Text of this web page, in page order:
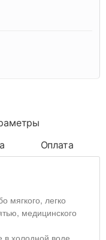
Оплата
мягкого, легко
медицинского
в холодной воде,